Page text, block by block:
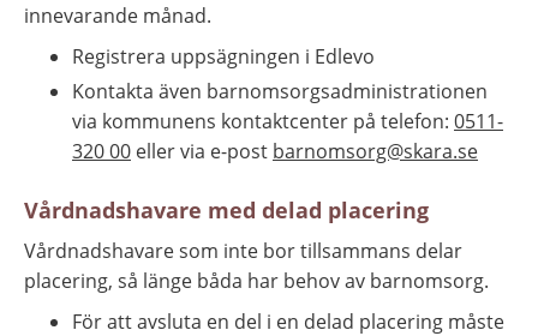
innevarande månad.
Registrera uppsägningen i Edlevo
Kontakta även barnomsorgsadministrationen
via kommunens kontaktcenter på telefon: 0511-
320 00 eller via e-post barnomsorg@skara.se
Vårdnadshavare med delad placering
Vårdnadshavare som inte bor tillsammans delar
placering, så länge båda har behov av barnomsorg.
För att avsluta en del i en delad placering måste